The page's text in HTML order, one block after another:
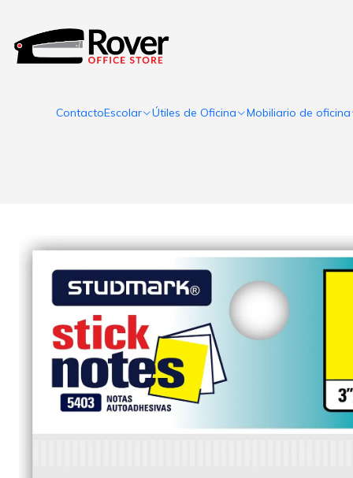
ContactoEscolar Útiles de Oficina Mobiliario de oficina